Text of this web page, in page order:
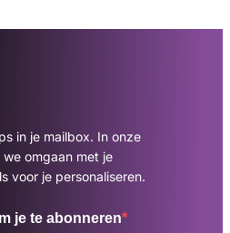
in je mailbox. In onze
omgaan met je
voor je personaliseren.
je te abonneren